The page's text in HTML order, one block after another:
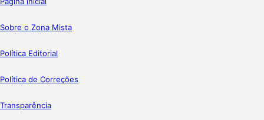
Sobre o Zona Mista
Política Editorial
Política de Correções
Transparência